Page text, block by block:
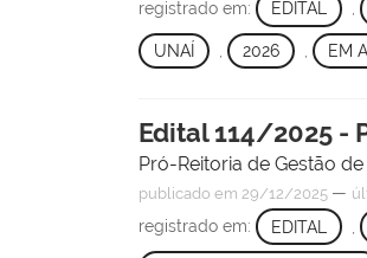
registrado em: EDITAL ,
UNAÍ 2026 EM
Edital 114/2025 -
Pró-Reitoria de Gestão
publicado em 29/12/2025 —
registrado em: EDITAL